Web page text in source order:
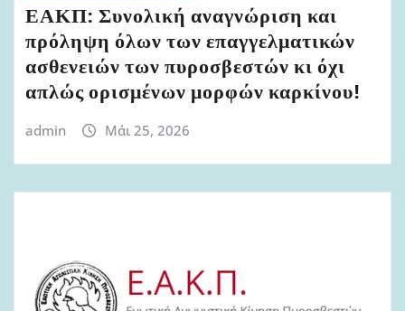
ΕΑΚΠ: Συνολική αναγνώριση και
πρόληψη όλων των επαγγελματικών
ασθενειών των πυροσβεστών κι όχι
απλώς ορισμένων μορφών καρκίνου!
admin Μάι 25, 2026